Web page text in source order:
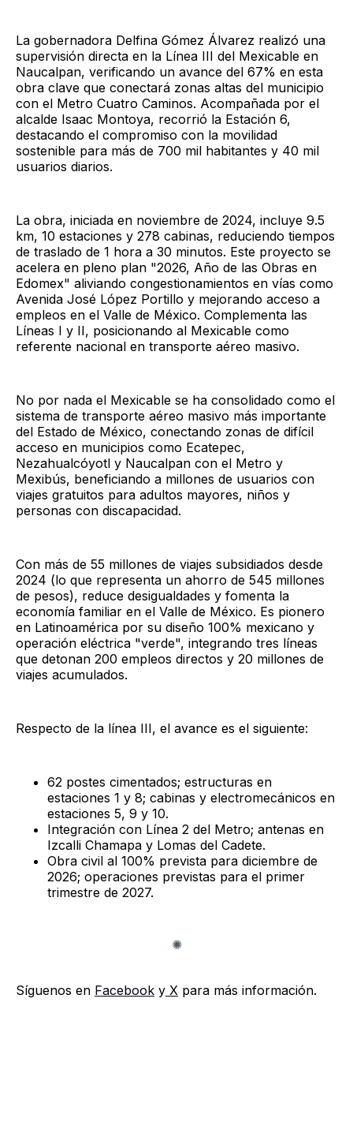
La gobernadora Delfina Gómez Álvarez realizó una
supervisión directa en la Línea III del Mexicable en
Naucalpan, verificando un avance del 67% en esta
obra clave que conectará zonas altas del municipio
con el Metro Cuatro Caminos. Acompañada por el
alcalde Isaac Montoya, recorrió la Estación 6,
destacando el compromiso con la movilidad
sostenible para más de 700 mil habitantes y 40 mil
usuarios diarios.
La obra, iniciada en noviembre de 2024, incluye 9.5
km, 10 estaciones y 278 cabinas, reduciendo tiempos
de traslado de 1 hora a 30 minutos. Este proyecto se
acelera en pleno plan "2026, Año de las Obras en
Edomex" aliviando congestionamientos en vías como
Avenida José López Portillo y mejorando acceso a
empleos en el Valle de México. Complementa las
Líneas I y II, posicionando al Mexicable como
referente nacional en transporte aéreo masivo.
No por nada el Mexicable se ha consolidado como el
sistema de transporte aéreo masivo más importante
del Estado de México, conectando zonas de difícil
acceso en municipios como Ecatepec,
Nezahualcóyotl y Naucalpan con el Metro y
Mexibús, beneficiando a millones de usuarios con
viajes gratuitos para adultos mayores, niños y
personas con discapacidad.
Con más de 55 millones de viajes subsidiados desde
2024 (lo que representa un ahorro de 545 millones
de pesos), reduce desigualdades y fomenta la
economía familiar en el Valle de México. Es pionero
en Latinoamérica por su diseño 100% mexicano y
operación eléctrica "verde", integrando tres líneas
que detonan 200 empleos directos y 20 millones de
viajes acumulados.
Respecto de la línea III, el avance es el siguiente:
62 postes cimentados; estructuras en
estaciones 1 y 8; cabinas y electromecánicos en
estaciones 5, 9 y 10.
Integración con Línea 2 del Metro; antenas en
Izcalli Chamapa y Lomas del Cadete.
Obra civil al 100% prevista para diciembre de
2026; operaciones previstas para el primer
trimestre de 2027.
Síguenos en Facebook y X para más información.